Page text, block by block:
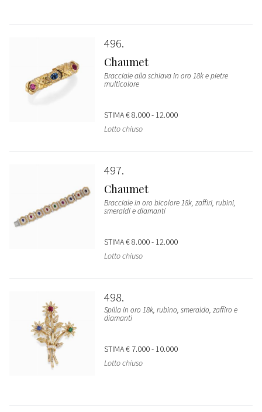
496
Chaumet
Bracciale alla schiava in oro 18k e pietre
multicolore
STIMA€ 8.000 - 12.000
Lotto chiuso
497
Chaumet
Bracciale in oro bicolore 18k, zaffiri, rubini,
smeraldi e diamanti
STIMA€ 8.000 - 12.000
Lotto chiuso
498
Spilla in oro 18k, rubino, smeraldo, zaffiro e
diamanti
STIMA€ 7.000 - 10.000
Lotto chiuso